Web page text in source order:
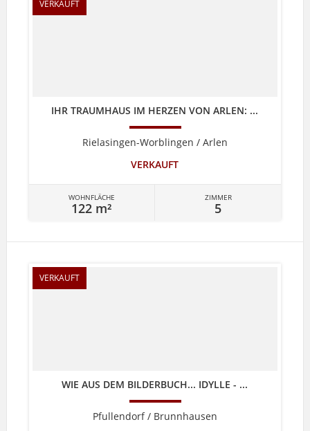
VERKAUFT
IHR TRAUMHAUS IM HERZEN VON ARLEN: ...
Rielasingen-Worblingen / Arlen
VERKAUFT
WOHNFLÄCHE
122 m²
ZIMMER
5
VERKAUFT
WIE AUS DEM BILDERBUCH... IDYLLE - ...
Pfullendorf / Brunnhausen